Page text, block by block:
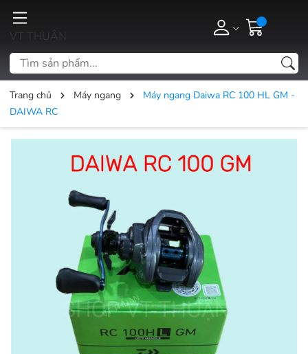
Trang chủ Máy ngang
Máy ngang Daiwa RC 100 HL GM -
DAIWA RC